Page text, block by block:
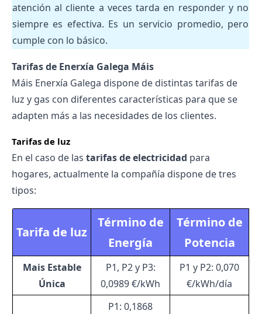
atención al cliente a veces tarda en responder y no
siempre es efectiva. Es un servicio promedio, pero
cumple con lo básico.
Tarifas de Enerxía Galega Máis
Máis Enerxía Galega dispone de distintas tarifas de
luz y gas con diferentes características para que se
adapten más a las necesidades de los clientes.
Tarifas de luz
En el caso de las tarifas de electricidad para
hogares, actualmente la compañía dispone de tres
tipos:
Tarifa de luz
Término de
Energía
Término de
Potencia
Mais Estable
Única
P1, P2 y P3:
0,0989 €/kWh
P1 y P2: 0,070
€/kWh/día
P1: 0,1868